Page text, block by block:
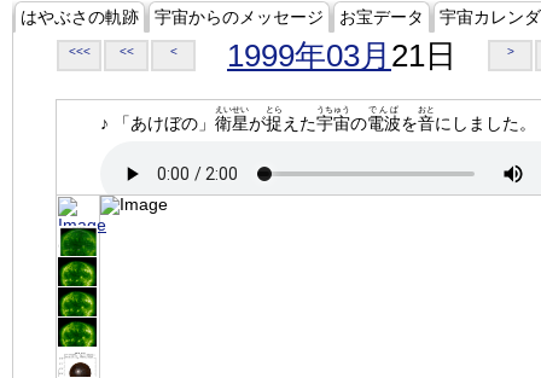
はやぶさの軌跡 宇宙からのメッセージ お宝データ 宇宙カレン
<<< << < 1999年03月 21日 >
♪ 「あけぼの」 衛星
えいせい
が捉
とら
えた宇宙
うちゅう
の電波
でんぱ
を音
おと
にしました。